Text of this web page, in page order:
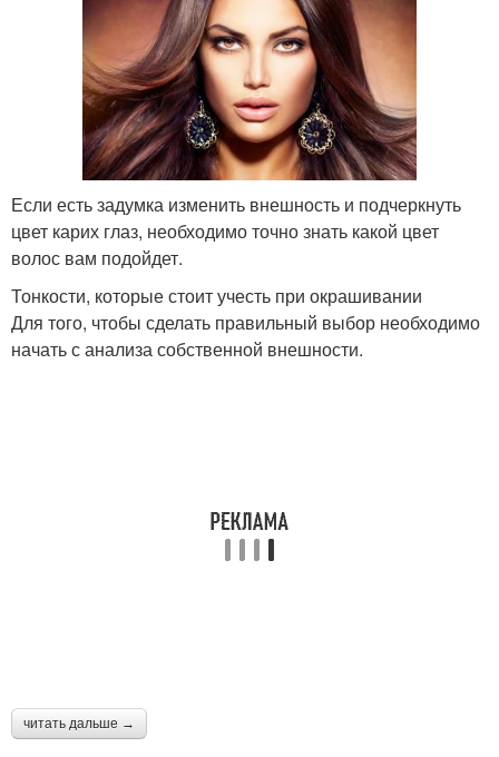
Если есть задумка изменить внешность и подчеркнуть
цвет карих глаз, необходимо точно знать какой цвет
волос вам подойдет.
Тонкости, которые стоит учесть при окрашивании
Для того, чтобы сделать правильный выбор необходимо
начать с анализа собственной внешности.
читать дальше →